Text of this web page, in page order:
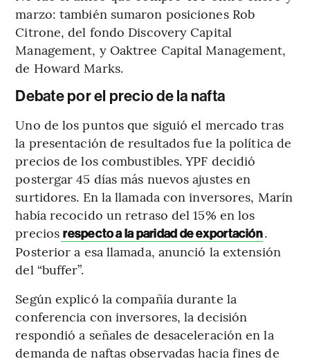
marzo: también sumaron posiciones Rob
Citrone, del fondo Discovery Capital
Management, y Oaktree Capital Management,
de Howard Marks.
Debate por el precio de la nafta
Uno de los puntos que siguió el mercado tras
la presentación de resultados fue la política de
precios de los combustibles. YPF decidió
postergar 45 días más nuevos ajustes en
surtidores. En la llamada con inversores, Marín
había recocido un retraso del 15% en los
precios respecto a la paridad de exportación.
Posterior a esa llamada, anunció la extensión
del “buffer”.
Según explicó la compañía durante la
conferencia con inversores, la decisión
respondió a señales de desaceleración en la
demanda de naftas observadas hacia fines de